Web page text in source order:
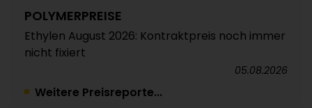
POLYMERPREISE
Ethylen August 2026: Kontraktpreis noch immer
nicht fixiert
05.08.2026
TRINSEO
Weitere Preisreporte...